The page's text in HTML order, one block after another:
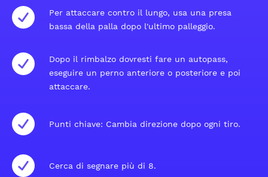
Per attaccare contro il lungo, usa una presa
bassa della palla dopo l'ultimo palleggio.
Dopo il rimbalzo dovresti fare un autopass,
eseguire un perno anteriore o posteriore e poi
attaccare.
Punti chiave: Cambia direzione dopo ogni tiro.
Cerca di segnare più di 8.